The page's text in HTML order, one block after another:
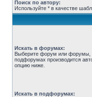
Поиск по автору:
Используйте * в качестве
Искать в форумах:
Выберите форум или форумы,
подфорумах производится
опцию ниже.
Искать в подфорумах: